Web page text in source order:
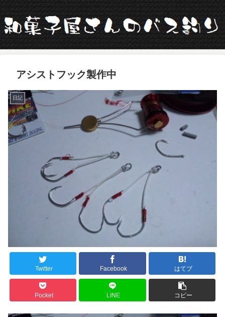
アシストフック製作中
日記
Twitter Facebook はてブ
Pocket LINE コピー